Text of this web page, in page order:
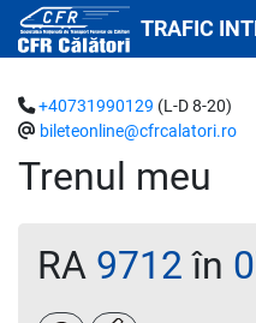
TRAFIC
Trenul meu
+40731990129 (L-D 8-20)
bileteonline@cfrcalatori.ro
RA 9712 în